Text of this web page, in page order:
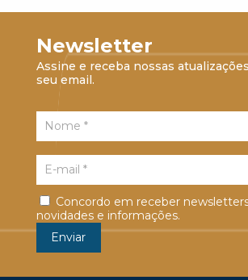
Newsletter
Assine e receba nossas
seu email.
Concordo em receber
novidades e informações.